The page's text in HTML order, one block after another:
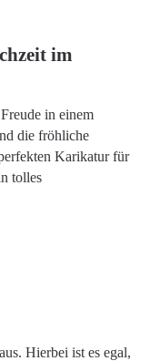
im
in einem
die fröhliche
Karikatur für
tolles
Hierbei ist es egal,